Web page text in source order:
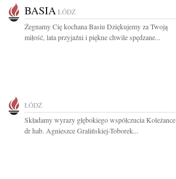
BASIA ŁÓDŹ
Żegnamy Cię kochana Basiu Dziękujemy za Twoją
miłość, lata przyjaźni i piękne chwile spędzane...
ŁÓDŹ
Składamy wyrazy głębokiego współczucia Koleżance
dr hab. Agnieszce Gralińskiej-Toborek...